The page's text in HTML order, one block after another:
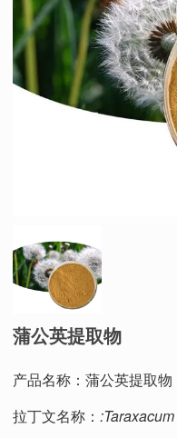
蒲公英提取物
产品名称：蒲公英提取物
拉丁文名称：:Taraxacum